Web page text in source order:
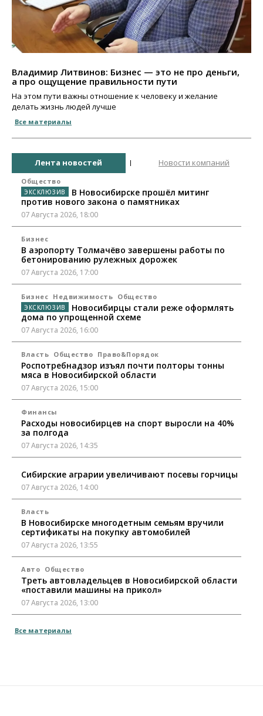
Владимир Литвинов: Бизнес — это не про деньги,
а про ощущение правильности пути
На этом пути важны отношение к человеку и желание
делать жизнь людей лучше
Все материалы
Лента новостей Новости компаний
Общество
В Новосибирске прошёл митинг
против нового закона о памятниках
07 Августа 2026, 18:00
Бизнес
В аэропорту Толмачёво завершены работы по
бетонированию рулежных дорожек
07 Августа 2026, 17:00
Бизнес Недвижимость Общество
Новосибирцы стали реже оформлять
дома по упрощенной схеме
07 Августа 2026, 16:00
Власть Общество Право&Порядок
Роспотребнадзор изъял почти полторы тонны
мяса в Новосибирской области
07 Августа 2026, 15:00
Финансы
Расходы новосибирцев на спорт выросли на 40%
за полгода
07 Августа 2026, 14:35
Сибирские аграрии увеличивают посевы горчицы
07 Августа 2026, 14:00
Власть
В Новосибирске многодетным семьям вручили
сертификаты на покупку автомобилей
07 Августа 2026, 13:55
Авто Общество
Треть автовладельцев в Новосибирской области
«поставили машины на прикол»
07 Августа 2026, 13:00
Школы, библиотеки, пешеходные тротуары:
Все материалы